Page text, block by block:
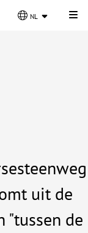
nl
uit de
"tussen de